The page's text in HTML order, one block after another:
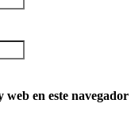
en este